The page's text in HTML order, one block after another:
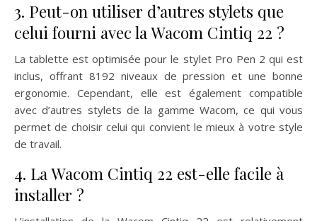
3. Peut-on utiliser d’autres stylets que
celui fourni avec la Wacom Cintiq 22 ?
La tablette est optimisée pour le stylet Pro Pen 2 qui est
inclus, offrant 8192 niveaux de pression et une bonne
ergonomie. Cependant, elle est également compatible
avec d’autres stylets de la gamme Wacom, ce qui vous
permet de choisir celui qui convient le mieux à votre style
de travail.
4. La Wacom Cintiq 22 est-elle facile à
installer ?